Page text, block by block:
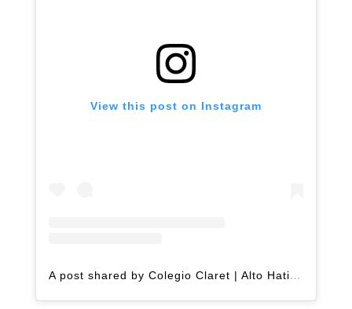
View this post on Instagram
A post shared by Colegio Claret | Alto Hatillo (@clarethatillo)